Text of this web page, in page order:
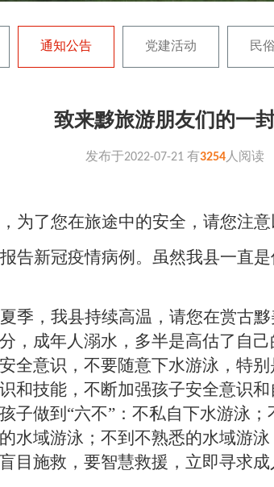
通知公告 党建活动 民
致来黟旅游朋友们的一
发布于2022-07-21 有3254人阅读
为了您在旅途中的安全，请您注意
告新冠疫情病例。虽然我县一直
季，我县持续高温，请您在赏古
，成年人溺水，多半是高估了自
全意识，不要随意下水游泳，特
和技能，不断加强孩子安全意识
子做到“六不”：不私自下水游泳
水域游泳；不到不熟悉的水域游
目施救，要智慧救援，立即寻求成